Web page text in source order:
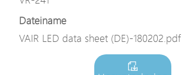
Dateiname
VAIR LED data sheet (DE)-180202.pdf